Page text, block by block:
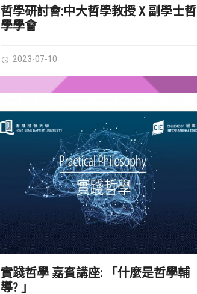
哲學研討會:中大哲學教授 X 副學士哲
學學會
2023-07-10
實踐哲學 嘉賓講座: 「什麼是哲學輔
導? 」